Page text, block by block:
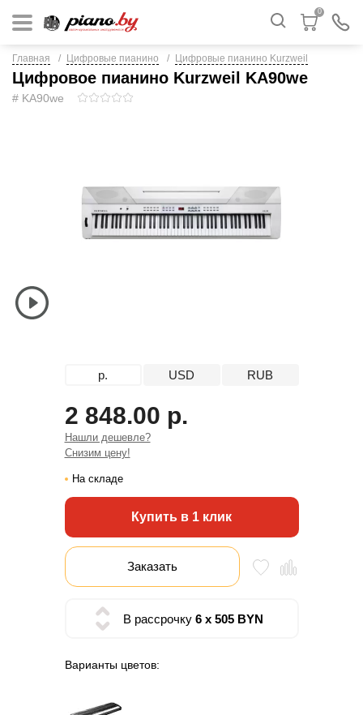
0
Главная Цифровые пианино Цифровые пианино Kurzweil
Цифровое пианино Kurzweil KA90we
# KA90we
р. USD RUB
2 848.00 р.
Нашли дешевле?
Снизим цену!
На складе
Купить в 1 клик
Заказать
В рассрочку 6 x 505 BYN
Варианты цветов: